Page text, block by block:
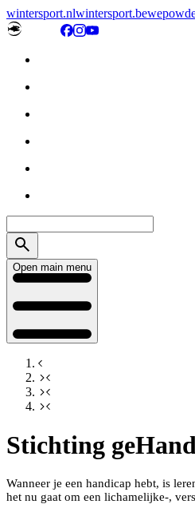
wintersport.nlwintersport.be
Open main menu
Stichting
Wanneer je een handicap hebt, is
het nu gaat om een lichamelijke-,